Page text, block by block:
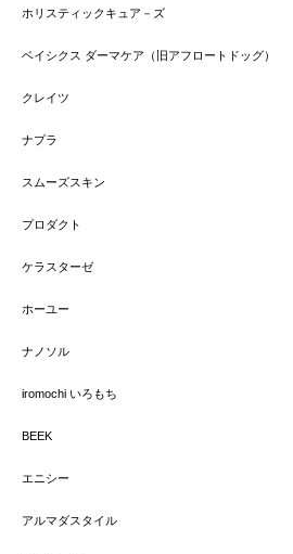
ホリスティックキュア－ズ
ベイシクス ダーマケア（旧アフロートドッグ）
クレイツ
ナプラ
スムーズスキン
プロダクト
ケラスターゼ
ホーユー
ナノソル
iromochi いろもち
BEEK
エニシー
アルマダスタイル